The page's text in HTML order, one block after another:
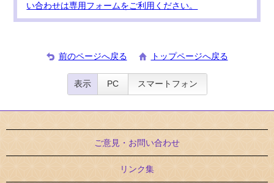
い合わせは専用フォームをご利用ください。
前のページへ戻る トップページへ戻る
表示 PC スマートフォン
ご意見・お問い合わせ
リンク集